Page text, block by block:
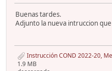
Buenas tardes.
Adjunto la nueva intruccion
Instrucción COND 2022-20, Medidas
1.9 MB